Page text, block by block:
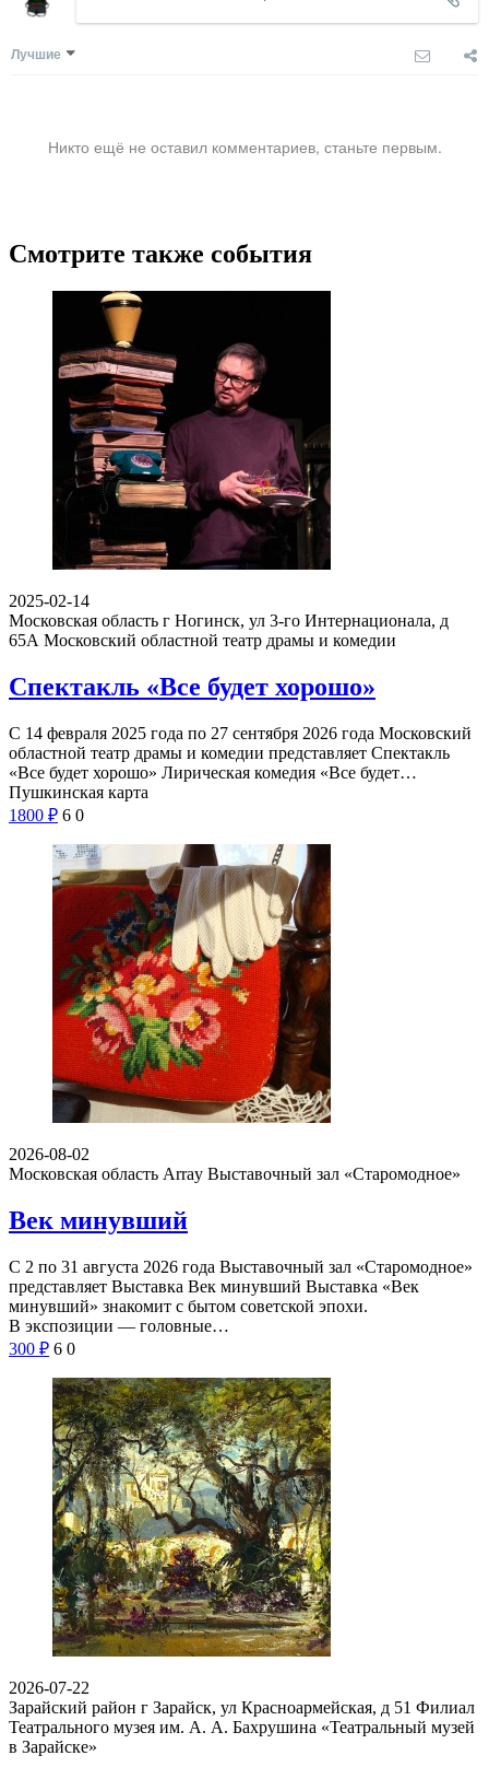
Лучшие
Никто ещё не оставил комментариев, станьте первым.
Смотрите также события
2025-02-14
Московская область г Ногинск, ул 3-го Интернационала, д
65А Московский областной театр драмы и комедии
Спектакль «Все будет хорошо»
С 14 февраля 2025 года по 27 сентября 2026 года Московский
областной театр драмы и комедии представляет Спектакль
«Все будет хорошо» Лирическая комедия «Все будет…
Пушкинская карта
1800 ₽ 6 0
2026-08-02
Московская область Array Выставочный зал «Старомодное»
Век минувший
С 2 по 31 августа 2026 года Выставочный зал «Старомодное»
представляет Выставка Век минувший Выставка «Век
минувший» знакомит с бытом советской эпохи.
В экспозиции — головные…
300 ₽ 6 0
2026-07-22
Зарайский район г Зарайск, ул Красноармейская, д 51 Филиал
Театрального музея им. А. А. Бахрушина «Театральный музей
в Зарайске»